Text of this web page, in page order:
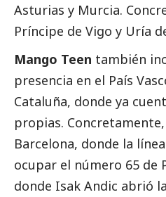
Asturias y Murcia.
Príncipe de Vigo y Uría
Mango Teen también
presencia en el País
Cataluña, donde ya
propias.
Barcelona, donde la
ocupar el número 65 de
donde Isak Andic abrió